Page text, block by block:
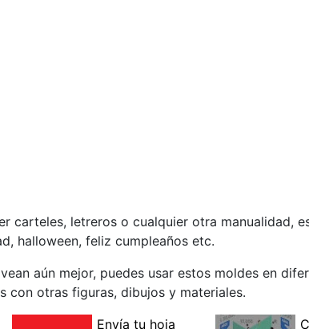
carteles, letreros o cualquier otra manualidad,
halloween, feliz cumpleaños etc.
aún mejor, puedes usar estos moldes en
con otras figuras, dibujos y materiales.